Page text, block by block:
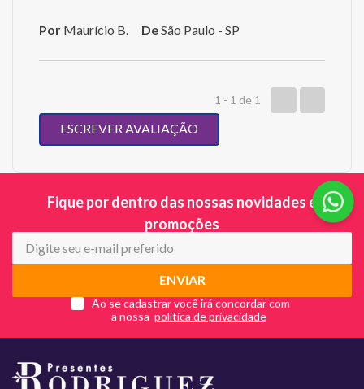
Por Maurício B. DeSão Paulo - SP
1 - 1 de 1
ESCREVER AVALIAÇÃO
Fique por dentro das nossas novidades e
promoções
ENVIAR
Ao se cadastrar você irá concordar com
a nossa